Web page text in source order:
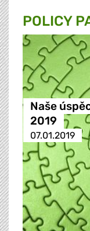
POLICY
Naše
2019
07.01.2019